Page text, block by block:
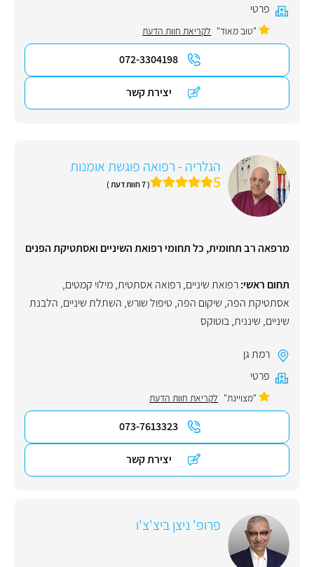
פרטי
"טוב מאוד" לקריאת חוות הדעת
072-3304198
יצירת קשר
הגלריה - רפואה פוגשת אומנות
5 ( 7 חוות דעת )
מרפאה רב תחומית, כל תחומי רפואת השיניים ואסתטיקת הפנים
תחום ראשי:רפואת שיניים,רפואה אסתטית,מילוי קמטים,
אסתטיקת הפה, שיקום הפה, טיפול שורש, השתלת שיניים, הלבנת
שיניים, שיננית,בוטוקס
רמת גן
פרטי
"מצויינת" לקריאת חוות הדעת
073-7613323
יצירת קשר
פרופ' ניצן ביצ'צ'ו